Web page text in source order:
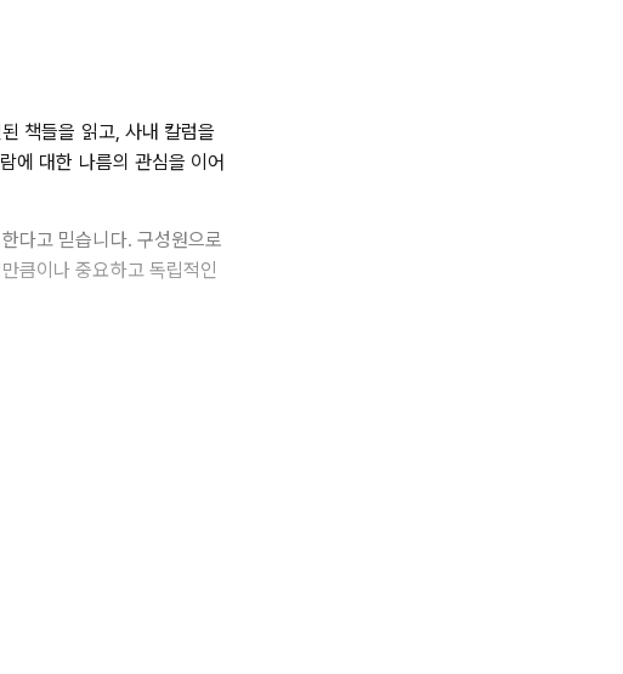
책들을 읽고, 사내 칼럼을
에 대한 나름의 관심을 이어
다고 믿습니다. 구성원으로
큼이나 중요하고 독립적인